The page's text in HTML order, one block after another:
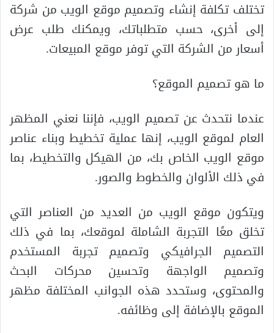
تختلف تكلفة إنشاء وتصميم موقع الويب من شركة
إلى أخرى، حسب متطلباتك، ويمكنك طلب عرض
أسعار من الشركة التي توفر موقع المبيعات.
ما هو تصميم الموقع؟
عندما نتحدث عن تصميم الويب، فإننا نعني المظهر
العام لموقع الويب، إنها عملية تخطيط وبناء عناصر
موقع الويب الخاص بك، من الهيكل والتخطيط، بما
في ذلك الألوان والخطوط والصور.
ويتكون موقع الويب من العديد من العناصر التي
تخلق معًا التجربة الشاملة لموقعك، بما في ذلك
التصميم الجرافيكي وتصميم تجربة المستخدم
وتصميم الواجهة وتحسين محركات البحث
والمحتوى، وستحدد هذه الجوانب المختلفة مظهر
الموقع بالإضافة إلى وظائفه.